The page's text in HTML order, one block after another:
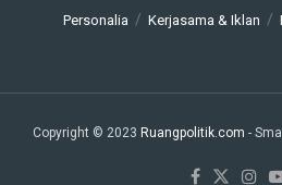
Personalia Kerjasama & Iklan
Copyright © 2023 Ruangpolitik.com -